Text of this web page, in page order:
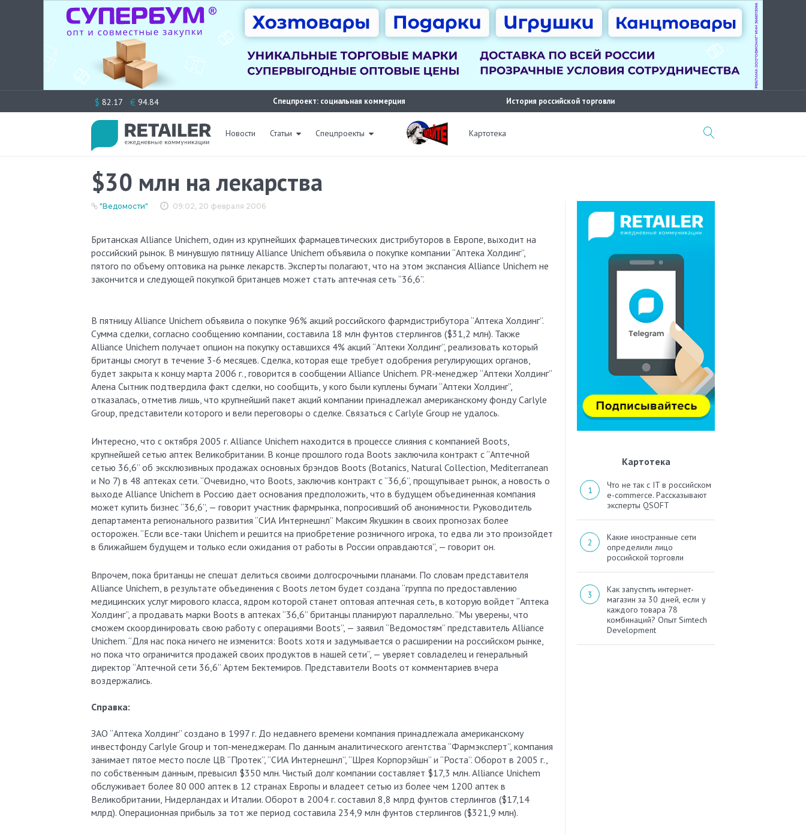
к
$ 82.17 € 94.84 Спецпроект: социальная коммерция История российской торговли
Новости Статьи Спецпроекты Картотека
$30 млн на лекарства
09:02, 20 февраля 2006
"Ведомости"
Британская Alliance Unichem, один из крупнейших фармацевтических дистрибуторов в Европе, выходит на
российский рынок. В минувшую пятницу Alliance Unichem объявила о покупке компании “Аптека Холдинг”,
пятого по объему оптовика на рынке лекарств. Эксперты полагают, что на этом экспансия Alliance Unichem не
закончится и следующей покупкой британцев может стать аптечная сеть “36,6”.
В пятницу Alliance Unichem объявила о покупке 96% акций российского фармдистрибутора “Аптека Холдинг”.
Сумма сделки, согласно сообщению компании, составила 18 млн фунтов стерлингов ($31,2 млн). Также
Alliance Unichem получает опцион на покупку оставшихся 4% акций “Аптеки Холдинг”, реализовать который
британцы смогут в течение 3-6 месяцев. Сделка, которая еще требует одобрения регулирующих органов,
будет закрыта к концу марта 2006 г., говорится в сообщении Alliance Unichem. PR-менеджер “Аптеки Холдинг”
Алена Сытник подтвердила факт сделки, но сообщить, у кого были куплены бумаги “Аптеки Холдинг”,
отказалась, отметив лишь, что крупнейший пакет акций компании принадлежал американскому фонду Carlyle
Group, представители которого и вели переговоры о сделке. Связаться с Carlyle Group не удалось.
Интересно, что с октября 2005 г. Alliance Unichem находится в процессе слияния с компанией Boots,
крупнейшей сетью аптек Великобритании. В конце прошлого года Boots заключила контракт с “Аптечной
сетью 36,6” об эксклюзивных продажах основных брэндов Boots (Botanics, Natural Collection, Mediterranean
и No 7) в 48 аптеках сети. “Очевидно, что Boots, заключив контракт с “36,6”, прощупывает рынок, а новость о
выходе Alliance Unichem в Россию дает основания предположить, что в будущем объединенная компания
может купить бизнес “36,6”, — говорит участник фармрынка, попросивший об анонимности. Руководитель
департамента регионального развития “СИА Интернешнл” Максим Якушкин в своих прогнозах более
осторожен. “Если все-таки Unichem и решится на приобретение розничного игрока, то едва ли это произойдет
в ближайшем будущем и только если ожидания от работы в России оправдаются”, — говорит он.
Впрочем, пока британцы не спешат делиться своими долгосрочными планами. По словам представителя
Alliance Unichem, в результате объединения с Boots летом будет создана “группа по предоставлению
медицинских услуг мирового класса, ядром которой станет оптовая аптечная сеть, в которую войдет “Аптека
Холдинг”, а продавать марки Boots в аптеках “36,6” британцы планируют параллельно. “Мы уверены, что
сможем скоординировать свою работу с операциями Boots”, — заявил “Ведомостям” представитель Alliance
Unichem. “Для нас пока ничего не изменится: Boots хотя и задумывается о расширении на российском рынке,
но пока что ограничится продажей своих продуктов в нашей сети”, — уверяет совладелец и генеральный
директор “Аптечной сети 36,6” Артем Бектемиров. Представители Boots от комментариев вчера
воздержались.
Справка:
ЗАО “Аптека Холдинг” создано в 1997 г. До недавнего времени компания принадлежала американскому
инвестфонду Carlyle Group и топ-менеджерам. По данным аналитического агентства “Фармэксперт”, компания
занимает пятое место после ЦВ “Протек”, “СИА Интернешнл”, “Шрея Корпорэйшн” и “Роста”. Оборот в 2005 г.,
по собственным данным, превысил $350 млн. Чистый долг компании составляет $17,3 млн. Alliance Unichem
обслуживает более 80 000 аптек в 12 странах Европы и владеет сетью из более чем 1200 аптек в
Великобритании, Нидерландах и Италии. Оборот в 2004 г. составил 8,8 млрд фунтов стерлингов ($17,14
млрд). Операционная прибыль за тот же период составила 234,9 млн фунтов стерлингов ($321,9 млн).
Картотека
Что не так с IT в российском
e-commerce. Рассказывают
эксперты QSOFT
Какие иностранные сети
определили лицо
российской торговли
Как запустить интернет-
магазин за 30 дней, если у
каждого товара 78
комбинаций? Опыт Simtech
Development